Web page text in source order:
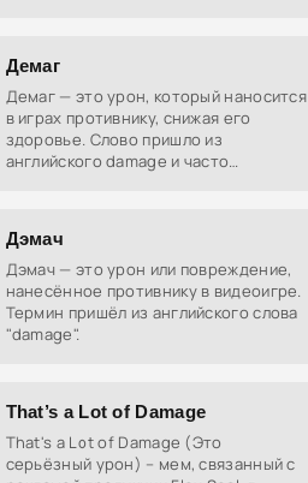
Демаг
Демаг — это урон, который наносится
в играх противнику, снижая его
здоровье. Слово пришло из
английского damage и часто
Дэмач
Дэмач — это урон или повреждение,
нанесённое противнику в видеоигре.
Термин пришёл из английского слова
"damage".
That’s a Lot of Damage
That's a Lot of Damage (Это
серьёзный урон) – мем, связанный с